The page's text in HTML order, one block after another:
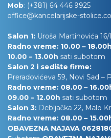
Mob: (+381) 64 446 9925
office@kancelarijske-
Salon 1: Uroša Martinovića
Radno vreme: 10.00 – 18.00h
10.00 – 13.00h sati subotom
Salon 2 i sedište firme:
Preradovićeva 59, Novi Sad –
Radno vreme: 08.00 –
09.00 – 12.00h sati subotom
Salon 3: Debljačka 22, Malo
Radno vreme: 08.00 –
OBAVEZNA NAJAVA